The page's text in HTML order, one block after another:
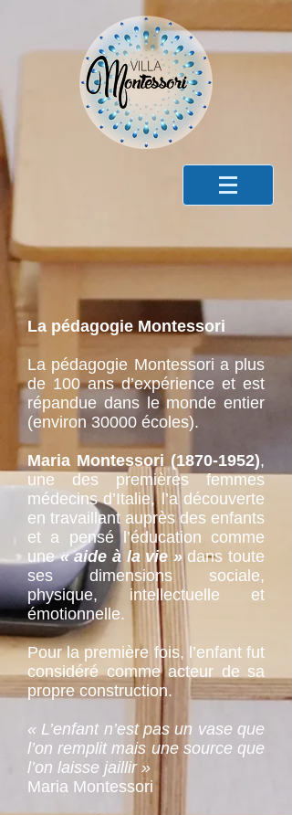
La pédagogie Montessori
La pédagogie Montessori a plus
de 100 ans d’expérience et est
répandue dans le monde entier
(environ 30000 écoles).
Maria Montessori (1870-1952),
une des premières femmes
médecins d’Italie, l’a découverte
en travaillant auprès des enfants
et a pensé l’éducation comme
une« aide à la vie »dans toute
ses dimensions sociale,
physique, intellectuelle et
émotionnelle.
Pour la première fois, l’enfant fut
considéré comme acteur de sa
propre construction.
« L’enfant n’est pas un vase que
l’on remplit mais une source que
l’on laisse jaillir »
Maria Montessori